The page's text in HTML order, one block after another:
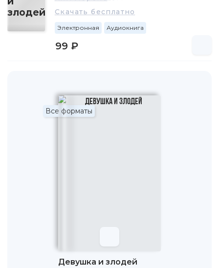
Скачать бесплатно
Электронная Аудиокнига
99 ₽
Все форматы
Девушка и злодей